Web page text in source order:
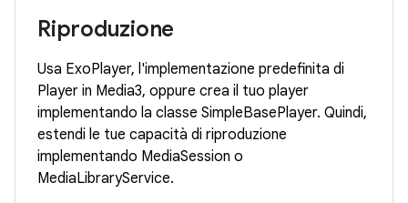
Riproduzione
Usa ExoPlayer, l'implementazione predefinita di
Player in Media3, oppure crea il tuo player
implementando la classe SimpleBasePlayer. Quindi,
estendi le tue capacità di riproduzione
implementando MediaSession o
MediaLibraryService.